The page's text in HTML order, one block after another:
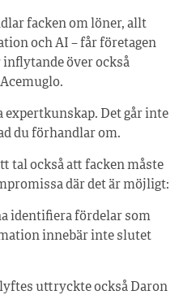
facken om löner, allt
och AI – får företagen
inflytande över också
expertkunskap. Det går inte
du förhandlar om.
tal också att facken måste
där det är möjligt:
identifiera fördelar som
innebär inte slutet
uttryckte också Daron